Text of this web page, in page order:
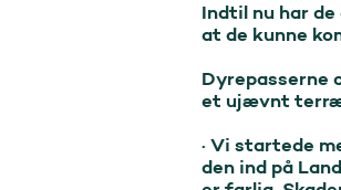
Indtil nu har
at de kunne
Dyrepasserne
et ujævnt
· Vi startede
den ind på